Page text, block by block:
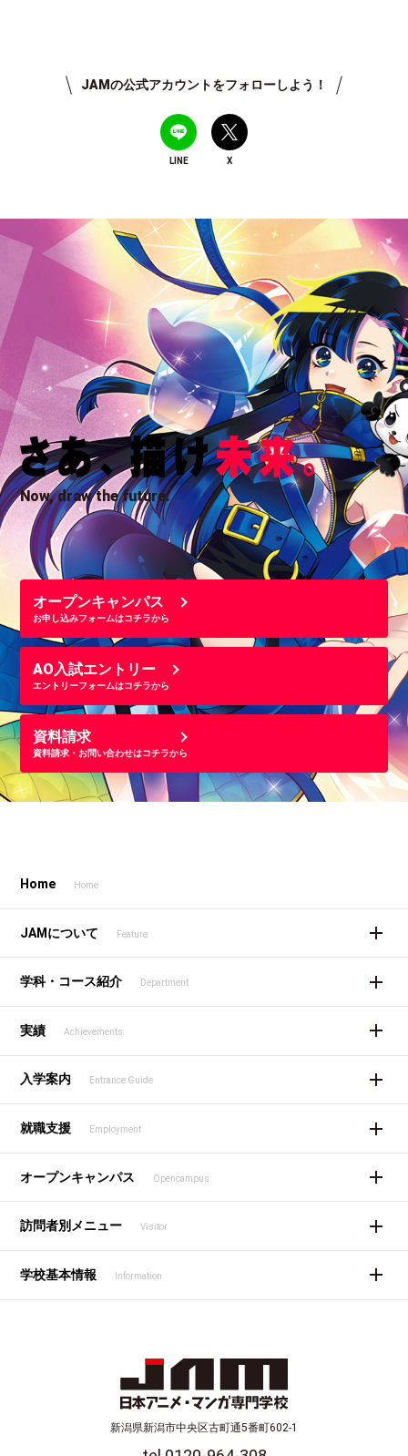
JAMの公式アカウントをフォローしよう！
LINE X
Now, draw the future.
オープンキャンパス
お申し込みフォームはコチラから
AO入試エントリー
エントリーフォームはコチラから
資料請求
資料請求・お問い合わせはコチラから
Home Home
JAMについて Feature
学科・コース紹介 Department
実績 Achievements
入学案内 Entrance Guide
就職支援 Employment
オープンキャンパス Opencampus
訪問者別メニュー Visitor
学校基本情報 Information
新潟県新潟市中央区古町通5番町602-1